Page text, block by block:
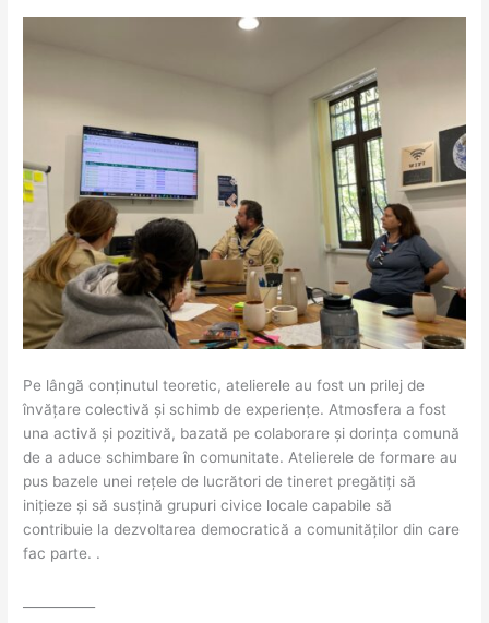
Pe lângă conținutul teoretic, atelierele au fost un prilej de
învățare colectivă și schimb de experiențe. Atmosfera a fost
una activă și pozitivă, bazată pe colaborare și dorința comună
de a aduce schimbare în comunitate. Atelierele de formare au
pus bazele unei rețele de lucrători de tineret pregătiți să
inițieze și să susțină grupuri civice locale capabile să
contribuie la dezvoltarea democratică a comunităților din care
fac parte. .